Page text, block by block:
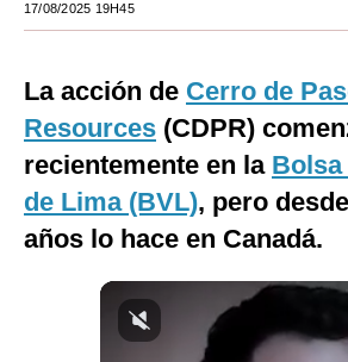
Internacional
Tecnología
Club del Suscriptor
17/08/2025 19H45
La acción de Cerro de
Resources (CDPR)
recientemente en la Bolsa
de Lima (BVL), pero
años lo hace en Canadá.